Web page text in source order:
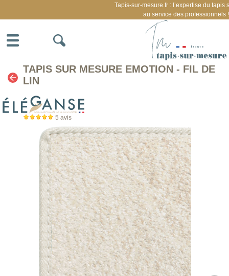
TAPIS SUR MESURE EMOTION - FIL DE
LIN
5 avis
Tapis-sur-mesure.fr : l’expertise du tapis
au service des professionnels !